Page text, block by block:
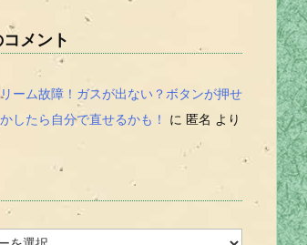
メント
ーム故障！ガスが出ない？ボタンが押せ
したら自分で直せるかも！
に 匿名 より